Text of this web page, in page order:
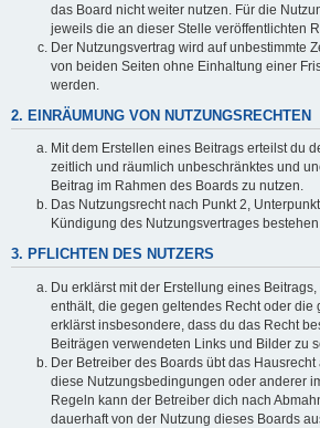
das Board nicht weiter nutzen. Für die
jeweils die an dieser Stelle veröffentlichten
Der Nutzungsvertrag wird auf unbestimmte
von beiden Seiten ohne Einhaltung einer
werden.
2. EINRÄUMUNG VON NUTZUNGSRECHTEN
Mit dem Erstellen eines Beitrags erteilst du
zeitlich und räumlich unbeschränktes und
Beitrag im Rahmen des Boards zu nutzen.
Das Nutzungsrecht nach Punkt 2,
Kündigung des Nutzungsvertrages
3. PFLICHTEN DES NUTZERS
Du erklärst mit der Erstellung eines
enthält, die gegen geltendes Recht oder die
erklärst insbesondere, dass du das Recht
Beiträgen verwendeten Links und Bilder zu
Der Betreiber des Boards übt das
diese Nutzungsbedingungen oder anderer
Regeln kann der Betreiber dich nach
dauerhaft von der Nutzung dieses Boards